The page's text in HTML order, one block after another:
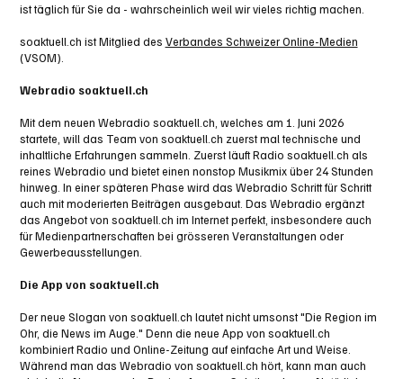
ist täglich für Sie da - wahrscheinlich weil wir vieles richtig machen.
soaktuell.ch ist Mitglied des Verbandes Schweizer Online-Medien
(VSOM).
Webradio soaktuell.ch
Mit dem neuen Webradio soaktuell.ch, welches am 1. Juni 2026
startete, will das Team von soaktuell.ch zuerst mal technische und
inhaltliche Erfahrungen sammeln. Zuerst läuft Radio soaktuell.ch als
reines Webradio und bietet einen nonstop Musikmix über 24 Stunden
hinweg. In einer späteren Phase wird das Webradio Schritt für Schritt
auch mit moderierten Beiträgen ausgebaut. Das Webradio ergänzt
das Angebot von soaktuell.ch im Internet perfekt, insbesondere auch
für Medienpartnerschaften bei grösseren Veranstaltungen oder
Gewerbeausstellungen.
Die App von soaktuell.ch
Der neue Slogan von soaktuell.ch lautet nicht umsonst "Die Region im
Ohr, die News im Auge." Denn die neue App von soaktuell.ch
kombiniert Radio und Online-Zeitung auf einfache Art und Weise.
Während man das Webradio von soaktuell.ch hört, kann man auch